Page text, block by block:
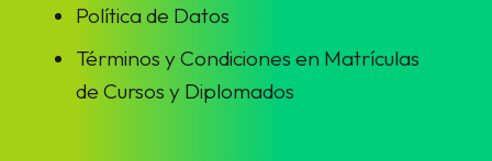
Política de Datos
Términos y Condiciones en Matrículas
de Cursos y Diplomados